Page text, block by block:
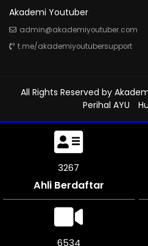
Akademi Youtuber
admin@akademiyoutuber.com
t.me/akademiyoutubersupport
All Rights Reserved by
Perihal AYU
3606
Ahli Berdaftar
7212